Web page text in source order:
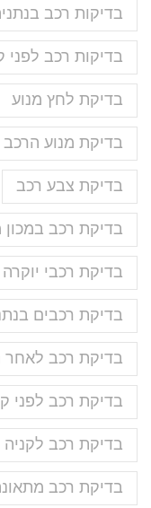
בדיקות רכב
בדיקות רכב לפני
בדיקת לחץ מנוע
בדיקת מנוע הרכב
בדיקת צבע רכב
בדיקת רכב
בדיקת רכבי יוקרה
בדיקת רכבים
בדיקת רכב לאחר
בדיקת רכב לפני
בדיקת רכב לקניה
בדיקת רכב